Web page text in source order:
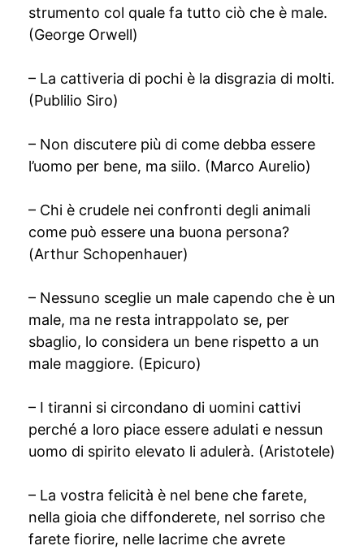
strumento col quale fa tutto ciò che è male.
(George Orwell)
– La cattiveria di pochi è la disgrazia di molti.
(Publilio Siro)
– Non discutere più di come debba essere
l’uomo per bene, ma siilo. (Marco Aurelio)
– Chi è crudele nei confronti degli animali
come può essere una buona persona?
(Arthur Schopenhauer)
– Nessuno sceglie un male capendo che è un
male, ma ne resta intrappolato se, per
sbaglio, lo considera un bene rispetto a un
male maggiore. (Epicuro)
– I tiranni si circondano di uomini cattivi
perché a loro piace essere adulati e nessun
uomo di spirito elevato li adulerà. (Aristotele)
– La vostra felicità è nel bene che farete,
nella gioia che diffonderete, nel sorriso che
farete fiorire, nelle lacrime che avrete